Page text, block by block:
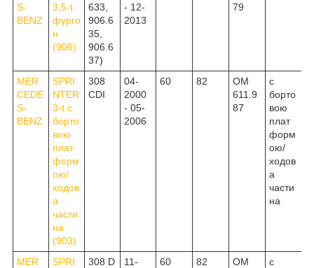
S-
BENZ
3,5-t
фурго
н
(906)
633,
906.6
35,
906.6
37)
- 12-
2013
79
MER
CEDE
S-
BENZ
SPRI
NTER
3-t c
борто
вою
плат
форм
ою/
ходов
а
части
на
(903)
308
CDI
04-
2000
- 05-
2006
60 82
OM
611.9
87
c
борто
вою
плат
форм
ою/
ходов
а
части
на
MER
SPRI
308 D
11-
60 82
OM
c